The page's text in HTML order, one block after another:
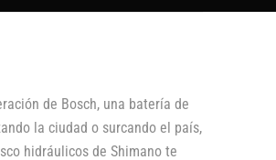
de Bosch, una batería de
la ciudad o surcando el país,
hidráulicos de Shimano te